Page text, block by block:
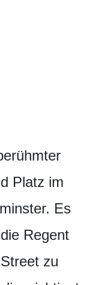
Platz im
Es
Regent
zu